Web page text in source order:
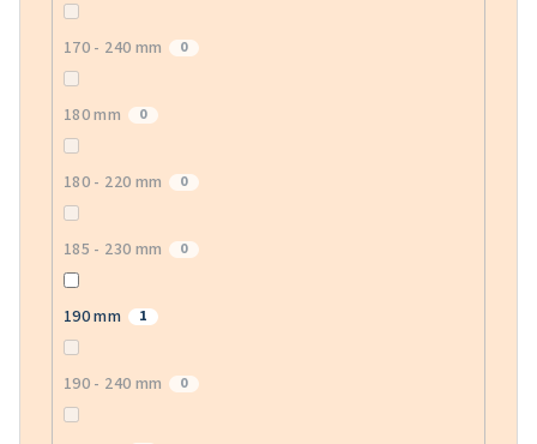
170 - 240 mm 0
180 mm 0
180 - 220 mm 0
185 - 230 mm 0
190 mm 1
190 - 240 mm 0